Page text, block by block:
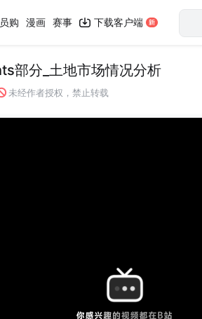
购 漫画 赛事 下载客户端
部分_土地市场情况分析
未经作者授权，禁止转载